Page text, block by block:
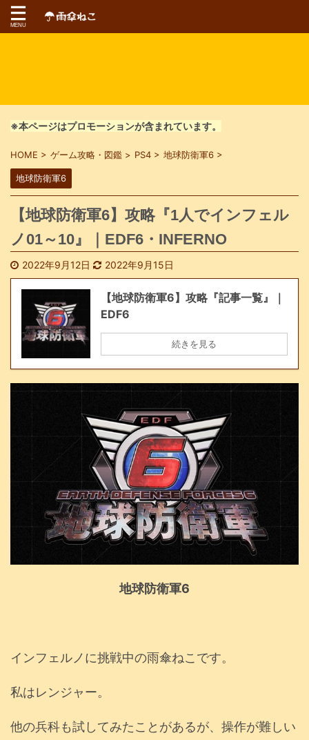
※本ページはプロモーションが含まれています。
HOME > ゲーム攻略・図鑑 > PS4 > 地球防衛軍6 >
地球防衛軍6
【地球防衛軍6】攻略『1人でインフェル
ノ01～10』｜EDF6・INFERNO
2022年9月12日 2022年9月15日
【地球防衛軍6】攻略『記事一覧』｜
EDF6
続きを見る
地球防衛軍6
インフェルノに挑戦中の雨傘ねこです。
私はレンジャー。
他の兵科も試してみたことがあるが、操作が難しい